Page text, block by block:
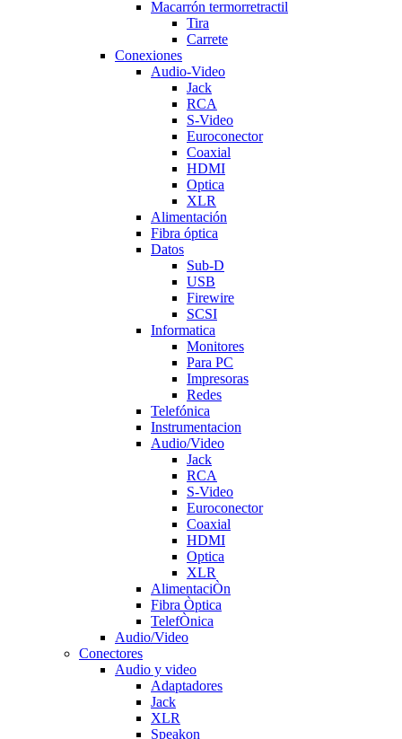
Macarrón termorretractil
Tira
Carrete
Conexiones
Audio-Video
Jack
RCA
S-Video
Euroconector
Coaxial
HDMI
Optica
XLR
Alimentación
Fibra óptica
Datos
Sub-D
USB
Firewire
SCSI
Informatica
Monitores
Para PC
Impresoras
Redes
Telefónica
Instrumentacion
Audio/Video
Jack
RCA
S-Video
Euroconector
Coaxial
HDMI
Optica
XLR
AlimentaciÒn
Fibra Òptica
TelefÒnica
Audio/Video
Conectores
Audio y video
Adaptadores
Jack
XLR
Speakon